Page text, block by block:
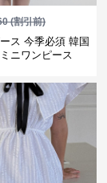
(割引前)
ス 今季必須 韓国
ニワンピース